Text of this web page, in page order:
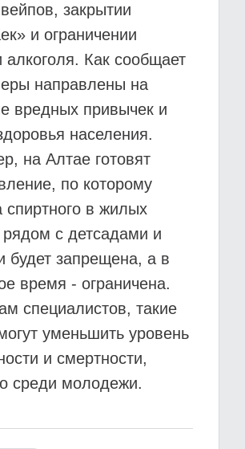
закрытии
и ограничении
алкоголя. Как сообщает
направлены на
вредных привычек и
населения.
на Алтае готовят
по которому
спиртного в жилых
с детсадами и
будет запрещена, а в
время - ограничена.
специалистов, такие
уменьшить уровень
и смертности,
среди молодежи.